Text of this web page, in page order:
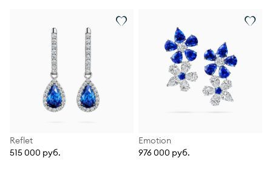
Reflet
515 000 руб.
Emotion
976 000 руб.